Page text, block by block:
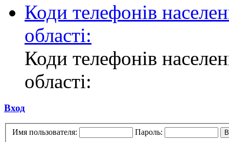
Коди телефонів
області:
Коди телефонів
області:
Вход
Имя пользователя: Пароль: